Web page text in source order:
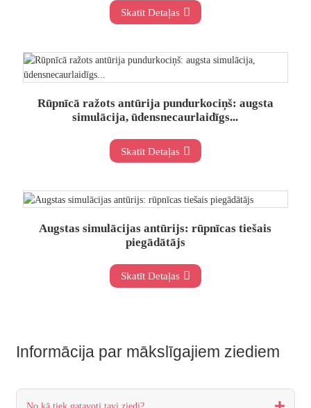
Skatīt Detaļas
Rūpnīcā ražots antūrija pundurkociņš: augsta
simulācija, ūdensnecaurlaidīgs...
Skatīt Detaļas
Augstas simulācijas antūrijs: rūpnīcas tiešais
piegādātājs
Skatīt Detaļas
Informācija par mākslīgajiem ziediem